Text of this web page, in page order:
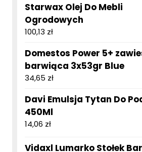
Starwax Olej Do Mebli
Ogrodowych
100,13 zł
Domestos Power 5+
barwiąca 3x53gr Blue
34,65 zł
Davi Emulsja Tytan Do
450Ml
14,06 zł
Vidaxl Lumarko Stołek